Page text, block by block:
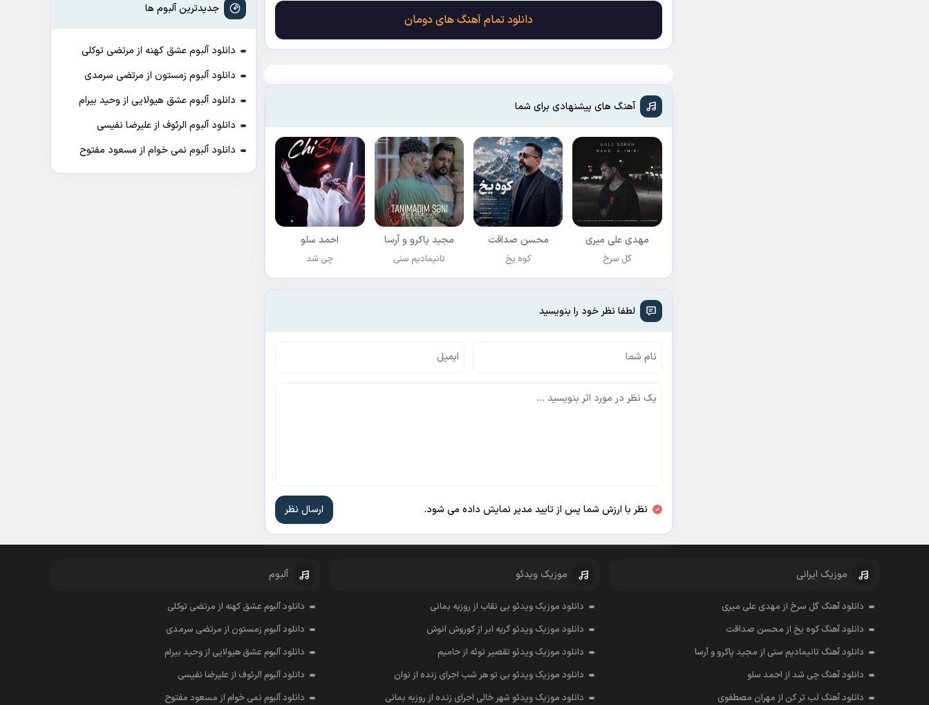
دانلود تمام آهنگ های دومان
آهنگ های پیشنهادی برای شما
مهدی علی میری
گل سرخ
محسن صداقت
کوه یخ
مجید پاکرو و آرسا
تانیمادیم سنی
احمد سلو
چی شد
لطفا نظر خود را بنویسید
نظر با ارزش شما پس از تایید مدیر نمایش داده می شود.
جدیدترین آلبوم ها
دانلود آلبوم عشق کهنه از مرتضی توکلی
دانلود آلبوم زمستون از مرتضی سرمدی
دانلود آلبوم عشق هیولایی از وحید بیرام
دانلود آلبوم الرئوف از علیرضا نفیسی
دانلود آلبوم نمی خوام از مسعود مفتوح
موزیک ایرانی
دانلود آهنگ گل سرخ از مهدی علی میری
دانلود آهنگ کوه یخ از محسن صداقت
دانلود آهنگ تانیمادیم سنی از مجید پاکرو و آرسا
دانلود آهنگ چی شد از احمد سلو
دانلود آهنگ لب تر کن از مهران مصطفوی
موزیک ویدئو
دانلود موزیک ویدئو بی نقاب از روزبه بمانی
دانلود موزیک ویدئو گریه ابر از کوروش انوش
دانلود موزیک ویدئو تقصیر توئه از حامیم
دانلود موزیک ویدئو بی تو هر شب اجرای زنده از نوان
دانلود موزیک ویدئو شهر خالی اجرای زنده از روزبه بمانی
آلبوم
دانلود آلبوم عشق کهنه از مرتضی توکلی
دانلود آلبوم زمستون از مرتضی سرمدی
دانلود آلبوم عشق هیولایی از وحید بیرام
دانلود آلبوم الرئوف از علیرضا نفیسی
دانلود آلبوم نمی خوام از مسعود مفتوح